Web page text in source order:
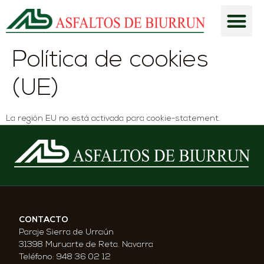
Política de cookies
(UE)
La región EU no está activada para cookie-statement.
CONTACTO
Paraje Sierra de Urraún
31398 Muruarte de Reta. Navarra
Teléfono: 948 36 02 12